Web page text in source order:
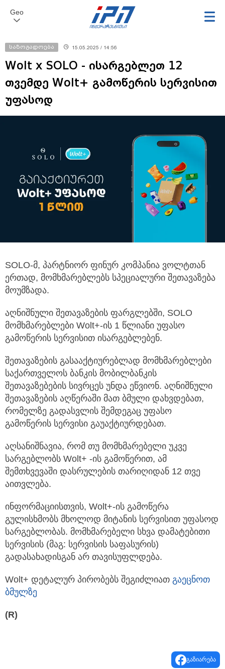
Geo
საზოგადოება 15.05.2025 / 14:56
Wolt x SOLO - ისარგებლეთ 12
თვემდე Wolt+ გამოწერის სერვისით
უფასოდ
SOLO-მ, პარტნიორ ფინურ კომპანია ვოლტთან
ერთად, მომხმარებლებს სპეციალური შეთავაზება
მოუმზადა.
აღნიშნული შეთავაზების ფარგლებში, SOLO
მომხმარებლები Wolt+-ის 1 წლიანი უფასო
გამოწერის სერვისით ისარგებლებენ.
შეთავაზების გასააქტიურებლად მომხმარებლები
საქართველოს ბანკის მობილბანკის
შეთავაზებების სივრცეს უნდა ეწვიონ. აღნიშნული
შეთავაზების აღწერაში მათ ბმული დახვდებათ,
რომელზე გადასვლის შემდეგაც უფასო
გამოწერის სერვისი გაუაქტიურდებათ.
აღსანიშნავია, რომ თუ მომხმარებელი უკვე
სარგებლობს Wolt+ -ის გამოწერით, ამ
შემთხვევაში დასრულების თარიღიდან 12 თვე
აითვლება.
ინფორმაციისთვის, Wolt+-ის გამოწერა
გულისხმობს მხოლოდ მიტანის სერვისით უფასოდ
სარგებლობას. მომხმარებელი სხვა დამატებითი
სერვისის (მაგ: სერვისის საფასურის)
გადასახადისგან არ თავისუფლდება.
Wolt+ დეტალურ პირობებს შეგიძლიათ გაეცნოთ
ბმულზე
(R)
გაზიარება